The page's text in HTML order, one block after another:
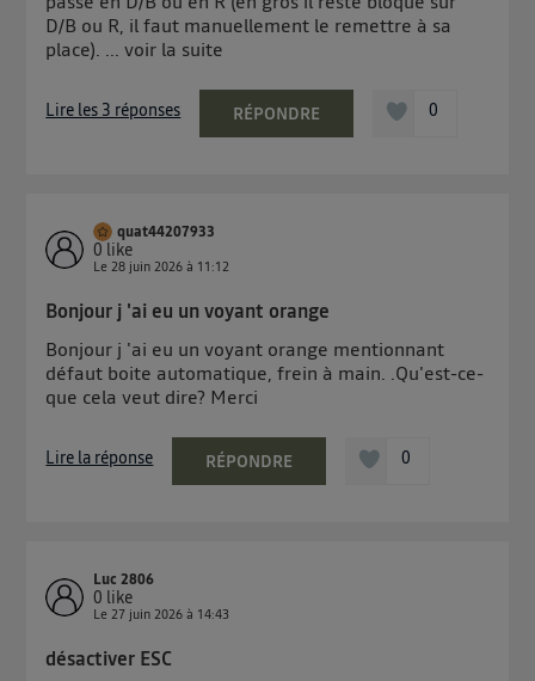
D/B ou R, il faut manuellement le remettre à sa
place). ...voir la suite
Lire les 3 réponses RÉPONDRE 0
quat44207933
0like
Le28 juin 2026 à 11:12
Bonjour j 'ai eu un voyant orange
Bonjour j 'ai eu un voyant orange mentionnant
défaut boite automatique, frein à main. .Qu'est-ce-
que cela veut dire? Merci
Lire la réponse RÉPONDRE 0
Luc 2806
0 like
Le27 juin 2026 à 14:43
désactiver ESC